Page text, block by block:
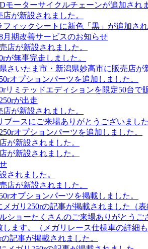
モーターサイクルチェーンが追加され
が新設されました。
フィックシートに新色「黒」が追加され
月期改善サービスのお知らせ
店が新設されました。
が無事完走しました。
さいたま市・新潟県妙高市に販売店が
オプションパーツを追加しました。
リミテッドエディションを限定50台で
が出走
が新設されました。
ースにご来場ありがとうございました
オプションパーツを追加しました。
が新設されました。
が新設されました。
されました。
店が新設されました。
オプションパーツを掲載しました。
ガリ250rの記事が掲載されました（
ショーたくさんのご来場ありがとうご
ます。（メガリレース仕様車の詳細も
記事が掲載されました。